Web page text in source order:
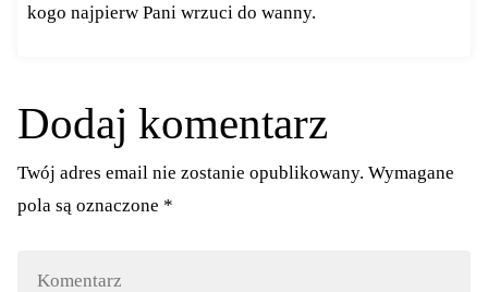
kogo najpierw Pani wrzuci do wanny.
Dodaj komentarz
Twój adres email nie zostanie opublikowany. Wymagane
pola są oznaczone *